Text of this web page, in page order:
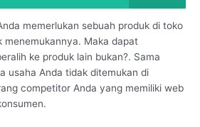
memerlukan sebuah produk di toko
menemukannya. Maka dapat
ke produk lain bukan?. Sama
usaha Anda tidak ditemukan di
competitor Anda yang memiliki web